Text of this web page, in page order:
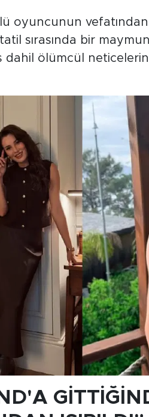
oyuncunun
sırasında bir maymun
dahil ölümcül